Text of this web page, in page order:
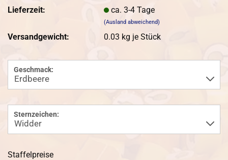
Lieferzeit:
ca. 3-4 Tage
(Ausland abweichend)
Versandgewicht: 0.03 kg je Stück
Geschmack:
Sternzeichen:
Staffelpreise